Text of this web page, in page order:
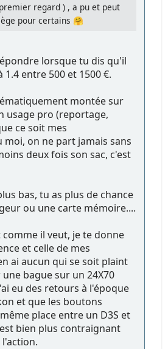
regard ) , a pu et peut
pour certains 🤗
lorsque tu dis qu'il
1.4 entre 500 et 1500 €.
montée sur
usage pro (reportage,
ce soit mes
on ne part jamais sans
deux fois son sac, c'est
bas, tu as plus de chance
ou une carte mémoire....
il veut, je te donne
et celle de mes
ai aucun qui se soit plaint
bague sur un 24X70
eu des retours à l'époque
et que les boutons
place entre un D3S et
bien plus contraignant